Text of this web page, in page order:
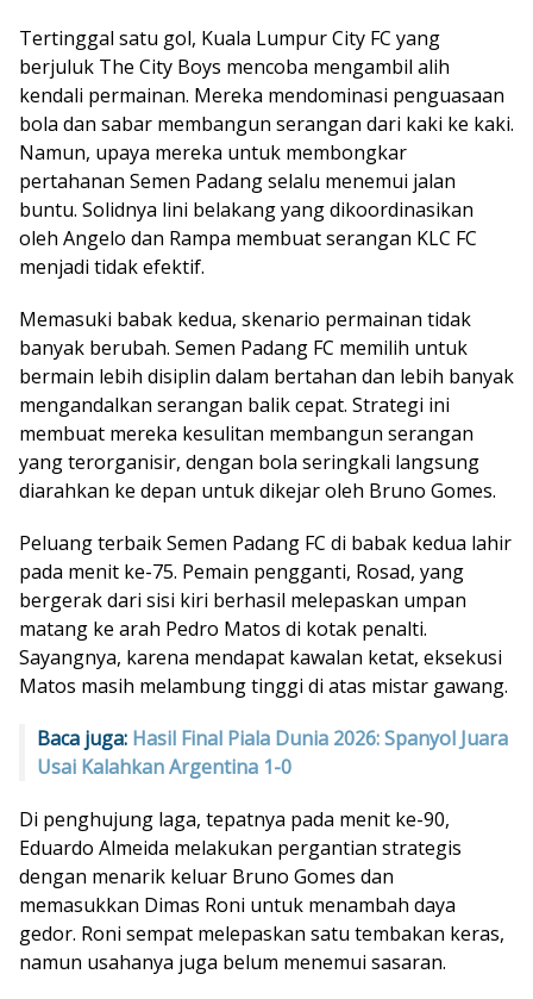
Tertinggal satu gol, Kuala Lumpur City FC yang
berjuluk The City Boys mencoba mengambil alih
kendali permainan. Mereka mendominasi penguasaan
bola dan sabar membangun serangan dari kaki ke kaki.
Namun, upaya mereka untuk membongkar
pertahanan Semen Padang selalu menemui jalan
buntu. Solidnya lini belakang yang dikoordinasikan
oleh Angelo dan Rampa membuat serangan KLC FC
menjadi tidak efektif.
Memasuki babak kedua, skenario permainan tidak
banyak berubah. Semen Padang FC memilih untuk
bermain lebih disiplin dalam bertahan dan lebih banyak
mengandalkan serangan balik cepat. Strategi ini
membuat mereka kesulitan membangun serangan
yang terorganisir, dengan bola seringkali langsung
diarahkan ke depan untuk dikejar oleh Bruno Gomes.
Peluang terbaik Semen Padang FC di babak kedua lahir
pada menit ke-75. Pemain pengganti, Rosad, yang
bergerak dari sisi kiri berhasil melepaskan umpan
matang ke arah Pedro Matos di kotak penalti.
Sayangnya, karena mendapat kawalan ketat, eksekusi
Matos masih melambung tinggi di atas mistar gawang.
Baca juga: Hasil Final Piala Dunia 2026: Spanyol Juara
Usai Kalahkan Argentina 1-0
Di penghujung laga, tepatnya pada menit ke-90,
Eduardo Almeida melakukan pergantian strategis
dengan menarik keluar Bruno Gomes dan
memasukkan Dimas Roni untuk menambah daya
gedor. Roni sempat melepaskan satu tembakan keras,
namun usahanya juga belum menemui sasaran.